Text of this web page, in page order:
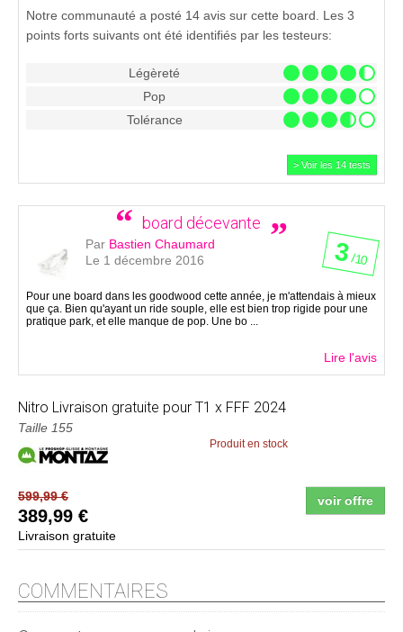
Notre communauté a posté 14 avis sur cette board. Les 3
points forts suivants ont été identifiés par les testeurs:
Légèreté
Pop
Tolérance
> Voir les 14 tests
board décevante
3/ 10
Par Bastien Chaumard
Le 1 décembre 2016
Pour une board dans les goodwood cette année, je m'attendais à mieux
que ça. Bien qu'ayant un ride souple, elle est bien trop rigide pour une
pratique park, et elle manque de pop. Une bo ...
Lire l'avis
Nitro Livraison gratuite pour T1 x FFF 2024
Taille 155
Produit en stock
599,99 €
389,99 €
Livraison gratuite
voir offre
COMMENTAIRES